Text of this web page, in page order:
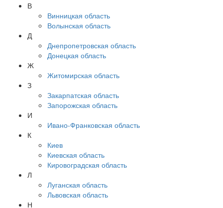
В
Винницкая область
Волынская область
Д
Днепропетровская область
Донецкая область
Ж
Житомирская область
З
Закарпатская область
Запорожская область
И
Ивано-Франковская область
К
Киев
Киевская область
Кировоградская область
Л
Луганская область
Львовская область
Н